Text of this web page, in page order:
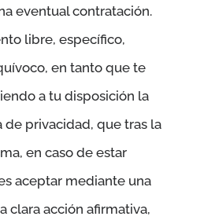
eventual contratación.
libre, específico,
en tanto que te
a tu disposición la
privacidad, que tras la
en caso de estar
aceptar mediante una
clara acción afirmativa,